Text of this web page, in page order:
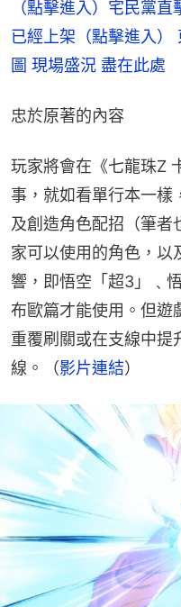
（點擊進入）宅民黨
已經上架（點擊進入
圖 現場盛況 盡在此處
忠於原著的內容
玩家將會在《七龍珠Z
事，就如看單行本一樣
及創造角色配招（筆者
家可以使用的角色，以
響，即悟空「超3」﹑
布歐篇才能使用。但遊
重覆刷關或在支線中提
線。（影片連結）